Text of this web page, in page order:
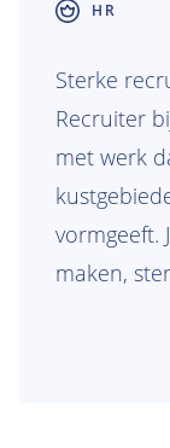
HR
Sterke
Recruiter
met werk
vormgeeft.
maken,
teams te